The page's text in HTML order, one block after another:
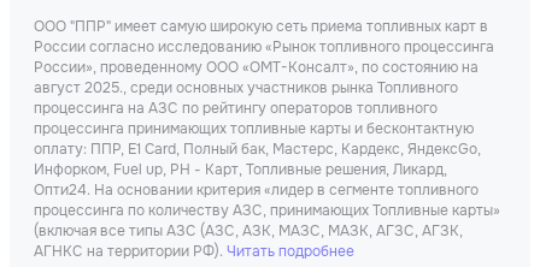
ООО "ППР" имеет самую широкую сеть приема топливных карт в
России согласно исследованию «Рынок топливного процессинга
России», проведенному ООО «ОМТ-Консалт», по состоянию на
август 2025., среди основных участников рынка Топливного
процессинга на АЗС по рейтингу операторов топливного
процессинга принимающих топливные карты и бесконтактную
оплату: ППР, Е1 Card, Полный бак, Мастерс, Кардекс, ЯндексGo,
Инфорком, Fuel up, РН - Карт, Топливные решения, Ликард,
Опти24. На основании критерия «лидер в сегменте топливного
процессинга по количеству АЗС, принимающих Топливные карты»
(включая все типы АЗС (АЗС, АЗК, МАЗС, МАЗК, АГЗС, АГЗК,
АГНКС на территории РФ). Читать подробнее